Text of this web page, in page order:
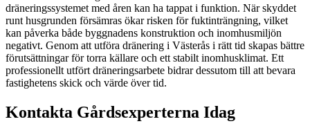
dräneringssystemet med åren kan ha tappat i funktion. När skyddet
runt husgrunden försämras ökar risken för fuktinträngning, vilket
kan påverka både byggnadens konstruktion och inomhusmiljön
negativt. Genom att utföra dränering i Västerås i rätt tid skapas bättre
förutsättningar för torra källare och ett stabilt inomhusklimat. Ett
professionellt utfört dräneringsarbete bidrar dessutom till att bevara
fastighetens skick och värde över tid.
Kontakta Gårdsexperterna Idag